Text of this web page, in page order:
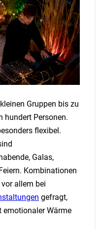
Gruppen bis zu
hundert Personen.
flexibel.
Galas,
Kombinationen
allem bei
gefragt,
Wärme